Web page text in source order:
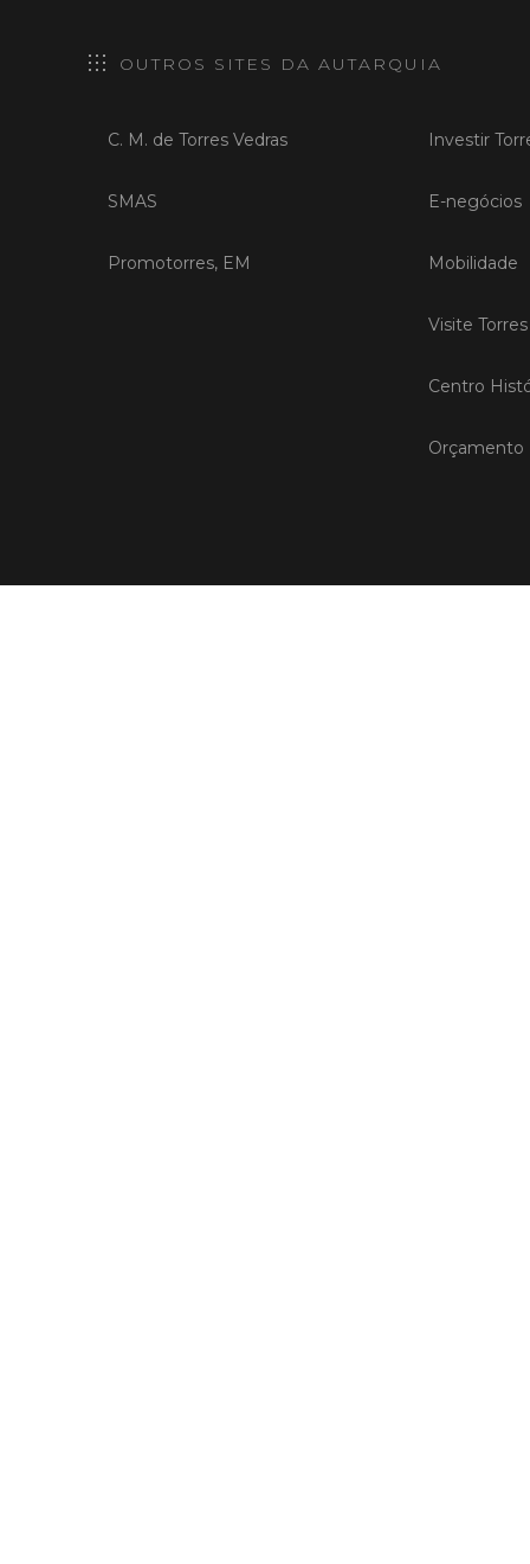
OUTROS SITES DA AUTARQUIA
C. M. de Torres Vedras
SMAS
Promotorres, EM
Investir
E-negócios
Mobilidade
Visite
Centro
Orçamento